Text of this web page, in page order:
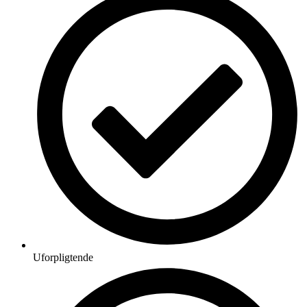
Uforpligtende